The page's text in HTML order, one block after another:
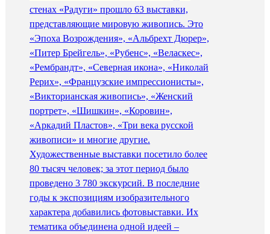
стенах «Радуги» прошло 63 выставки,
представляющие мировую живопись. Это
«Эпоха Возрождения», «Альбрехт Дюрер»,
«Питер Брейгель», «Рубенс», «Веласкес»,
«Рембрандт», «Северная икона», «Николай
Рерих», «Французские импрессионисты»,
«Викторианская живопись», «Женский
портрет», «Шишкин», «Коровин»,
«Аркадий Пластов», «Три века русской
живописи» и многие другие.
Художественные выставки посетило более
80 тысяч человек; за этот период было
проведено 3 780 экскурсий. В последние
годы к экспозициям изобразительного
характера добавились фотовыставки. Их
тематика объединена одной идеей –